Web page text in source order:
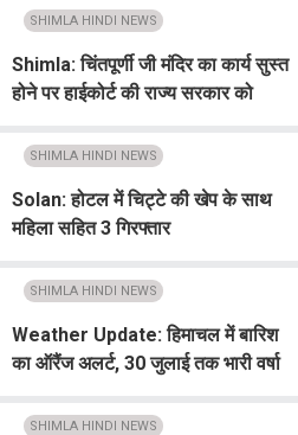
SHIMLA HINDI NEWS
Shimla: चिंतपूर्णी जी मंदिर का कार्य सुस्त
होने पर हाईकोर्ट की राज्य सरकार को
SHIMLA HINDI NEWS
Solan: होटल में चिट्टे की खेप के साथ
महिला सहित 3 गिरफ्तार
SHIMLA HINDI NEWS
Weather Update: हिमाचल में बारिश
का ऑरैंज अलर्ट, 30 जुलाई तक भारी वर्षा
SHIMLA HINDI NEWS